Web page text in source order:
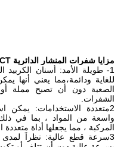
مزايا شفرات المنشار الدائرية TCT
للغاية ودائمة،مما يعني أنها
الصعبة دون أن تصبح مملة
الشفرات.
واسعة من المواد ، بما في ذلك
المركبة ، مما يجعلها أداة